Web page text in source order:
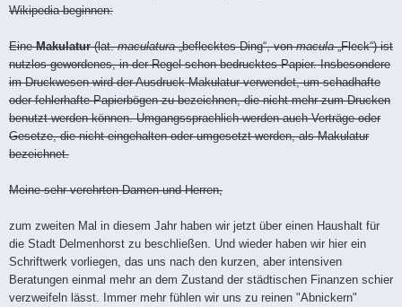
Wikipedia beginnen:
EineMakulatur(lat.maculatura„beflecktes Ding“, vonmacula„Fleck“) ist
nutzlos gewordenes, in der Regel schon bedrucktes Papier. Insbesondere
im Druckwesen wird der Ausdruck Makulatur verwendet, um schadhafte
oder fehlerhafte Papierbögen zu bezeichnen, die nicht mehr zum Drucken
benutzt werden können. Umgangssprachlich werden auch Verträge oder
Gesetze, die nicht eingehalten oder umgesetzt werden, als Makulatur
bezeichnet.
Meine sehr verehrten Damen und Herren,
zum zweiten Mal in diesem Jahr haben wir jetzt über einen Haushalt für
die Stadt Delmenhorst zu beschließen. Und wieder haben wir hier ein
Schriftwerk vorliegen, das uns nach den kurzen, aber intensiven
Beratungen einmal mehr an dem Zustand der städtischen Finanzen schier
verzweifeln lässt. Immer mehr fühlen wir uns zu reinen "Abnickern"